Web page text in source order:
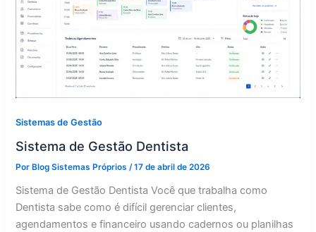
Sistemas de Gestão
Sistema de Gestão Dentista
Por Blog Sistemas Próprios/17 de abril de 2026
Sistema de Gestão Dentista Você que trabalha como
Dentista sabe como é difícil gerenciar clientes,
agendamentos e financeiro usando cadernos ou planilhas